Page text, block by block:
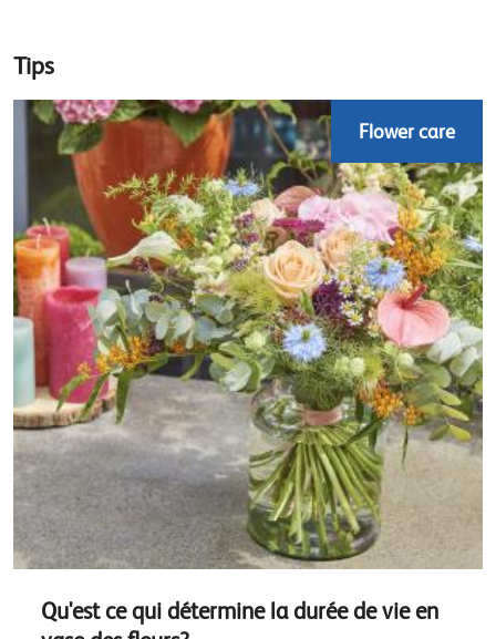
Tips
Flower care
Qu'est ce qui détermine la durée de vie en